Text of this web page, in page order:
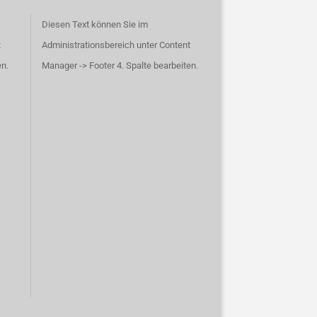
Diesen Text können Sie im
Administrationsbereich unter Content
Manager -> Footer 4. Spalte bearbeiten.